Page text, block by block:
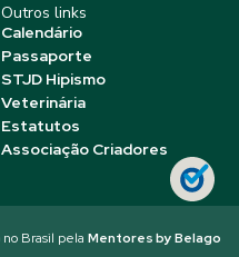
Outros links
Calendário
Passaporte
STJD Hipismo
Veterinária
Estatutos
Associação Criadores
Brasil pela Mentores by Belago